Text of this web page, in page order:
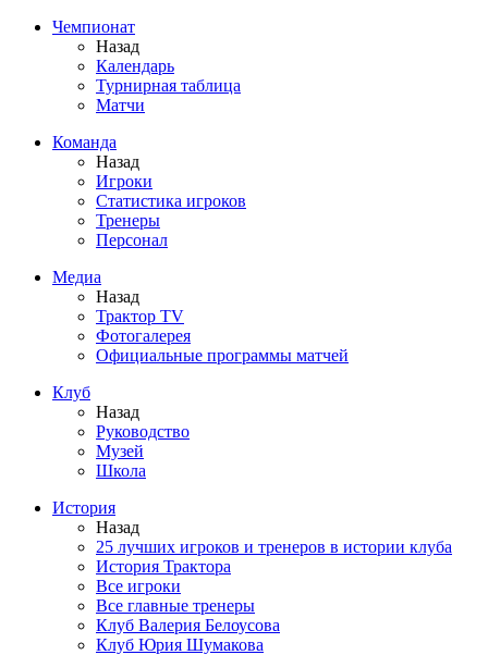
Чемпионат
Назад
Календарь
Турнирная таблица
Матчи
Команда
Назад
Игроки
Статистика игроков
Тренеры
Персонал
Медиа
Назад
Трактор TV
Фотогалерея
Официальные программы матчей
Клуб
Назад
Руководство
Музей
Школа
История
Назад
25 лучших игроков и тренеров в истории клуба
История Трактора
Все игроки
Все главные тренеры
Клуб Валерия Белоусова
Клуб Юрия Шумакова